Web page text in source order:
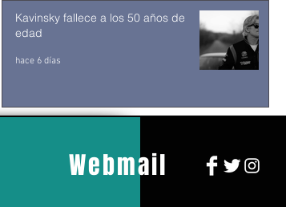
Kavinsky fallece a los 50 años de
edad
hace 6 días
Webmail